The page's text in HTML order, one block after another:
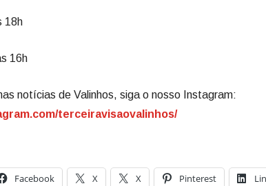
18h
16h
notícias de Valinhos, siga o nosso Instagram:
terceiravisaovalinhos/
Facebook X X Pinterest